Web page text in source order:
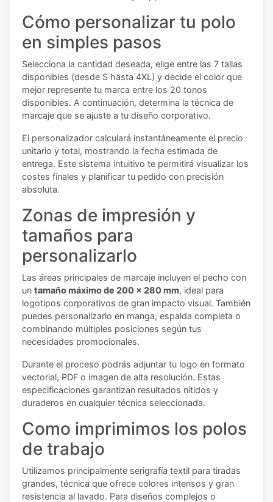
Cómo personalizar tu polo
en simples pasos
Selecciona la cantidad deseada, elige entre las 7 tallas
disponibles (desde S hasta 4XL) y decide el color que
mejor represente tu marca entre los 20 tonos
disponibles. A continuación, determina la técnica de
marcaje que se ajuste a tu diseño corporativo.
El personalizador calculará instantáneamente el precio
unitario y total, mostrando la fecha estimada de
entrega. Este sistema intuitivo te permitirá visualizar los
costes finales y planificar tu pedido con precisión
absoluta.
Zonas de impresión y
tamaños para
personalizarlo
Las áreas principales de marcaje incluyen el pecho con
un tamaño máximo de 200 x 280 mm, ideal para
logotipos corporativos de gran impacto visual. También
puedes personalizarlo en manga, espalda completa o
combinando múltiples posiciones según tus
necesidades promocionales.
Durante el proceso podrás adjuntar tu logo en formato
vectorial, PDF o imagen de alta resolución. Estas
especificaciones garantizan resultados nítidos y
duraderos en cualquier técnica seleccionada.
Como imprimimos los polos
de trabajo
Utilizamos principalmente serigrafía textil para tiradas
grandes, técnica que ofrece colores intensos y gran
resistencia al lavado. Para diseños complejos o